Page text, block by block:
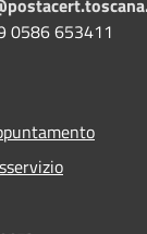
0586 653411